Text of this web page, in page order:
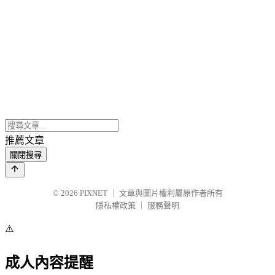
推薦文章
關閉搜尋
© 2026 PIXNET
文章與圖片權利屬原作者所有
隱私權政策
服務聲明
⚠️
成人內容提醒